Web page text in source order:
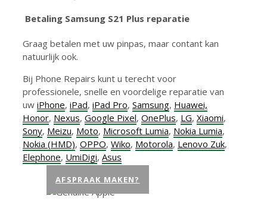
Betaling Samsung S21 Plus reparatie
Graag betalen met uw pinpas, maar contant kan
natuurlijk ook.
Bij Phone Repairs kunt u terecht voor
professionele, snelle en voordelige reparatie van
uw iPhone, iPad, iPad Pro, Samsung, Huawei,
Honor, Nexus, Google Pixel, OnePlus, LG, Xiaomi,
Sony, Meizu, Moto, Microsoft Lumia, Nokia Lumia,
Nokia (HMD), OPPO, Wiko, Motorola, Lenovo Zuk,
Elephone, UmiDigi, Asus
AFSPRAAK MAKEN?